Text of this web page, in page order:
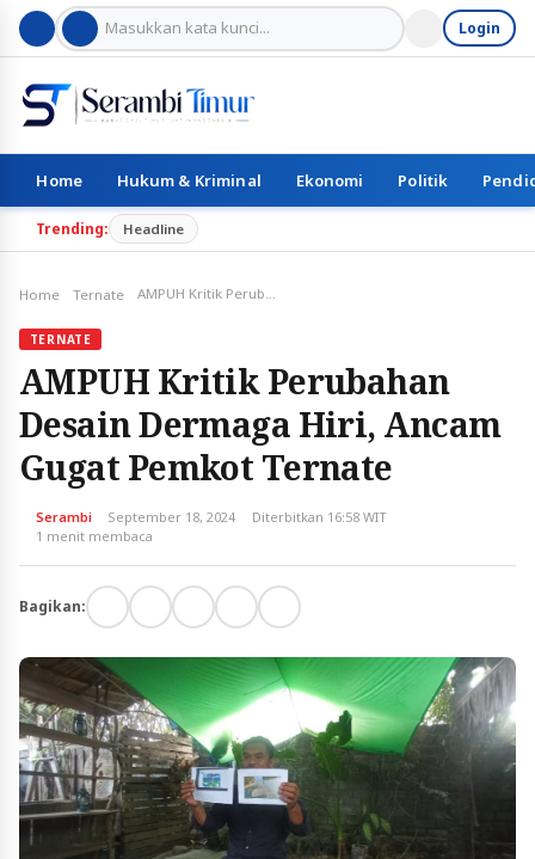
Login
Home Hukum & Kriminal Ekonomi Politik
Trending: Headline
Home Ternate AMPUH Kritik Perubahan Desain Dermaga Hiri, Ancam Gugat Pemkot Ternate
TERNATE
AMPUH Kritik Perubahan
Desain Dermaga Hiri, Ancam
Gugat Pemkot Ternate
Serambi September 18, 2024
Diterbitkan 16:58 WIT
1 menit membaca
Bagikan: